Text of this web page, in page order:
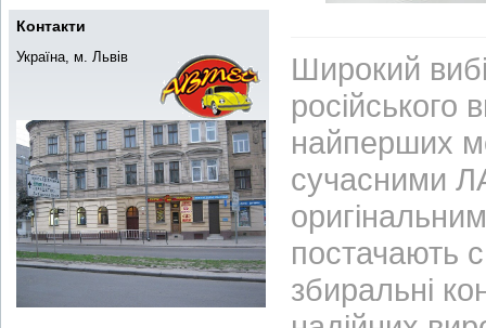
Контакти
Україна, м. Львів
Широкий
найперших
сучасними
постачають
збиральні